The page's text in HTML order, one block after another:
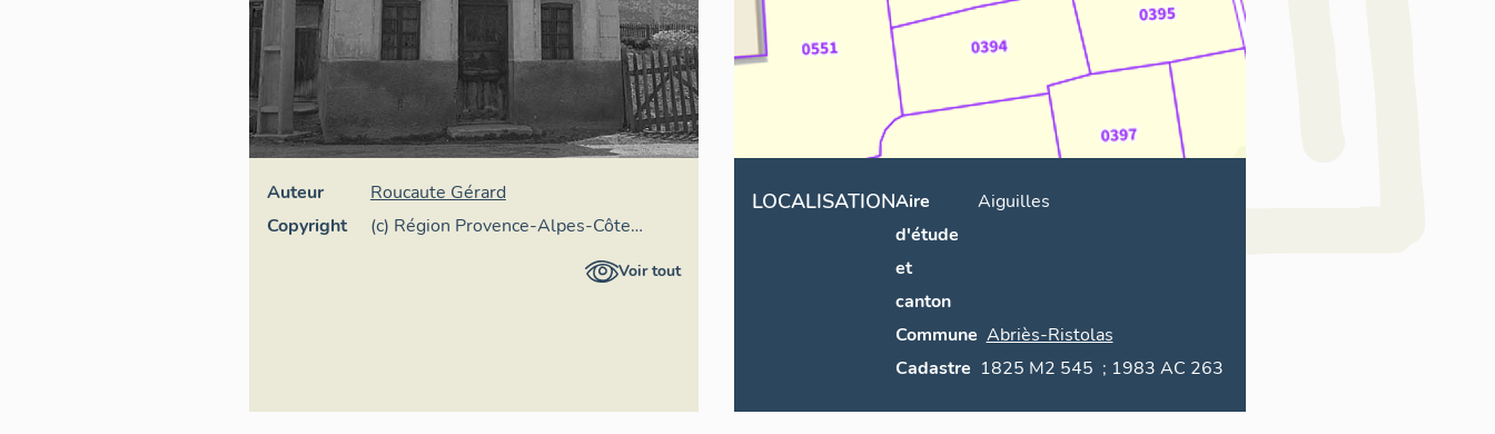
Auteur
Roucaute Gérard
Copyright
(c) Région Provence-Alpes-Côte
Voir tout
LOCALISATIONAire
d'étude
et
canton
Aiguilles
Commune Abriès-Ristolas
Cadastre
1825 M2 545 ; 1983 AC 263